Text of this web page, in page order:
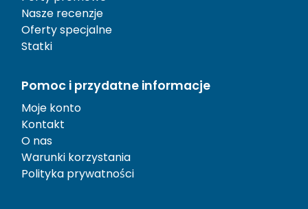
Nasze recenzje
Oferty specjalne
Statki
Pomoc i przydatne informacje
Moje konto
Kontakt
O nas
Warunki korzystania
Polityka prywatności